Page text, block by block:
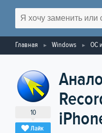
Главная Windows ОС
10
Лайк